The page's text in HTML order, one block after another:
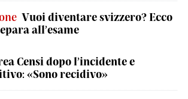
Vuoi diventare svizzero? Ecco
all’esame
Censi dopo l’incidente e
«Sono recidivo»